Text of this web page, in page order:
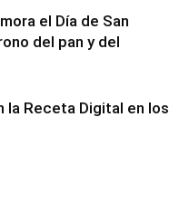
el Día de San
del pan y del
la Receta Digital en los